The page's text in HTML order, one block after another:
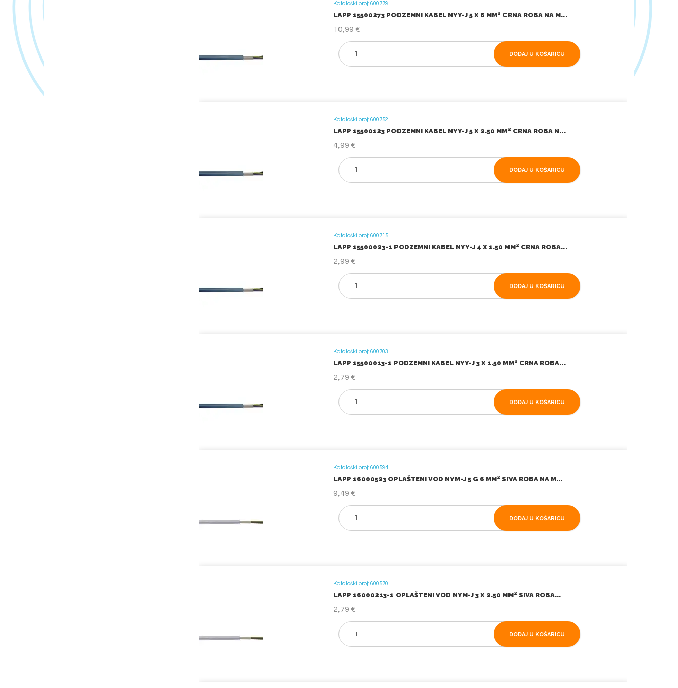
Kataloški broj: 600779
LAPP 15500273 PODZEMNI KABEL NYY-J 5 X 6 MM² CRNA ROBA NA M...
10,99 €
DODAJ U KOŠARICU
Kataloški broj: 600752
LAPP 15500123 PODZEMNI KABEL NYY-J 5 X 2.50 MM² CRNA ROBA N...
4,99 €
DODAJ U KOŠARICU
Kataloški broj: 600715
LAPP 15500023-1 PODZEMNI KABEL NYY-J 4 X 1.50 MM² CRNA ROBA...
2,99 €
DODAJ U KOŠARICU
Kataloški broj: 600703
LAPP 15500013-1 PODZEMNI KABEL NYY-J 3 X 1.50 MM² CRNA ROBA...
2,79 €
DODAJ U KOŠARICU
Kataloški broj: 600594
LAPP 16000523 OPLAŠTENI VOD NYM-J 5 G 6 MM² SIVA ROBA NA M...
9,49 €
DODAJ U KOŠARICU
Kataloški broj: 600570
LAPP 16000213-1 OPLAŠTENI VOD NYM-J 3 X 2.50 MM² SIVA ROBA...
2,79 €
DODAJ U KOŠARICU